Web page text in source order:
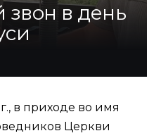
звон в день
в приходе во имя
Церкви